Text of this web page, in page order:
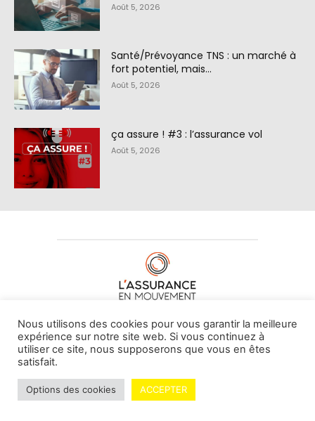
Août 5, 2026
Santé/Prévoyance TNS : un marché à
fort potentiel, mais…
Août 5, 2026
ça assure ! #3 : l’assurance vol
Août 5, 2026
À PROPOS DE NOUS•CONTACT
© L'assurance en mouvement -By Vovoxx Média
Mentions légales Contributeurs
Nous utilisons des cookies pour vous garantir la meilleure
expérience sur notre site web. Si vous continuez à
utiliser ce site, nous supposerons que vous en êtes
satisfait.
Options des cookies ACCEPTER